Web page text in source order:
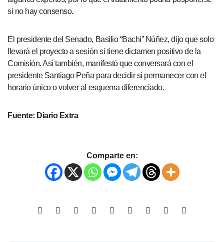
si no hay consenso.
El presidente del Senado, Basilio “Bachi” Núñez, dijo que solo
llevará el proyecto a sesión si tiene dictamen positivo de la
Comisión. Así también, manifestó que conversará con el
presidente Santiago Peña para decidir si permanecer con el
horario único o volver al esquema diferenciado.
Fuente: Diario Extra
Comparte en: